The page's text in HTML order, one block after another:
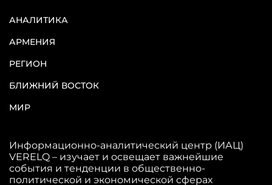
АНАЛИТИКА
АРМЕНИЯ
РЕГИОН
БЛИЖНИЙ ВОСТОК
МИР
Информационно-аналитический центр (ИАЦ)
VERELQ – изучает и освещает важнейшие
события и тенденции в общественно-
политической и экономической сферах